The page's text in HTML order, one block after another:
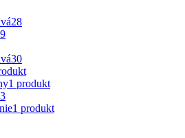
28
30
1 produkt
1 produkt